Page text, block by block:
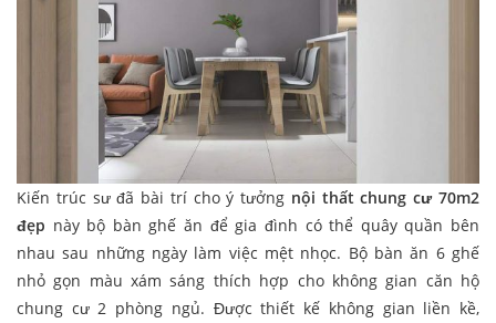
Kiến trúc sư đã bài trí cho ý tưởng nội thất chung cư 70m2
đẹp này bộ bàn ghế ăn để gia đình có thể quây quần bên
nhau sau những ngày làm việc mệt nhọc. Bộ bàn ăn 6 ghế
nhỏ gọn màu xám sáng thích hợp cho không gian căn hộ
chung cư 2 phòng ngủ. Được thiết kế không gian liền kề,